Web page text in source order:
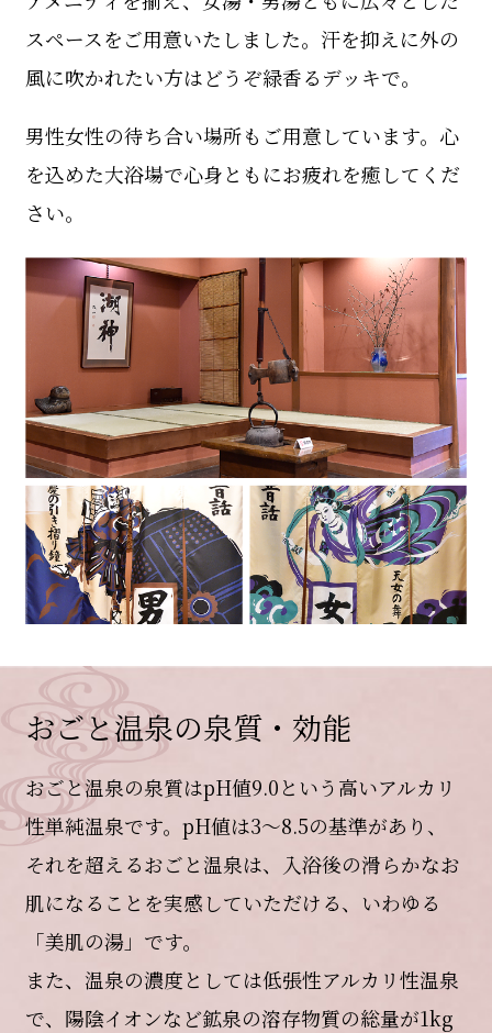
スペースをご用意いたしました。汗を抑えに外の
風に吹かれたい方はどうぞ緑香るデッキで。
男性女性の待ち合い場所もご用意しています。心
を込めた大浴場で心身ともにお疲れを癒してくだ
さい。
おごと温泉の泉質・効能
おごと温泉の泉質はpH値9.0という高いアルカリ
性単純温泉です。pH値は3～8.5の基準があり、
それを超えるおごと温泉は、入浴後の滑らかなお
肌になることを実感していただける、いわゆる
「美肌の湯」です。
また、温泉の濃度としては低張性アルカリ性温泉
で、陽陰イオンなど鉱泉の溶存物質の総量が1kg